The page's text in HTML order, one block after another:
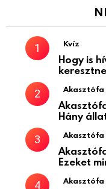
Kvíz
Hogy is
Akasztófa
Hány
Akasztófa
Ezeket
Akasztófa